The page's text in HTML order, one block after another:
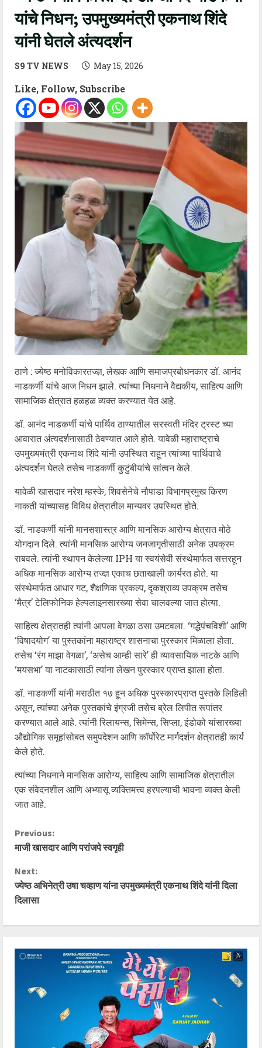
यांचे निधन; उपमुख्यमंत्री एकनाथ शिंदे
यांनी घेतले अंत्यदर्शन
S9 TV NEWS May 15, 2026
Like, Follow, Subscribe
ठाणे : ज्येष्ठ मनोविकारतज्ज्ञ, लेखक आणि समाजप्रबोधनकार डॉ. आनंद
नाडकर्णी यांचे आज निधन झाले. त्यांच्या निधनाने वैद्यकीय, साहित्य आणि
सामाजिक क्षेत्रात हळहळ व्यक्त करण्यात येत आहे.
डॉ. आनंद नाडकर्णी यांचे पार्थिव ठाण्यातील सरस्वती मंदिर ट्रस्ट च्या
आवारात अंत्यदर्शनासाठी ठेवण्यात आले होते. यावेळी महाराष्ट्राचे
उपमुख्यमंत्री एकनाथ शिंदे यांनी उपस्थित राहून त्यांच्या पार्थिवाचे
अंत्यदर्शन घेतले तसेच नाडकर्णी कुटुंबीयांचे सांत्वन केले.
यावेळी खासदार नरेश म्हस्के, शिवसेनेचे नौपाडा विभागप्रमुख किरण
नाकती यांच्यासह विविध क्षेत्रातील मान्यवर उपस्थित होते.
डॉ. नाडकर्णी यांनी मानसशास्त्र आणि मानसिक आरोग्य क्षेत्रात मोठे
योगदान दिले. त्यांनी मानसिक आरोग्य जनजागृतीसाठी अनेक उपक्रम
राबवले. त्यांनी स्थापन केलेल्या IPH या स्वयंसेवी संस्थेमार्फत सत्तरहून
अधिक मानसिक आरोग्य तज्ज्ञ एकाच छताखाली कार्यरत होते. या
संस्थेमार्फत आधार गट, शैक्षणिक प्रकल्प, दृकश्राव्य उपक्रम तसेच
‘मैत्र’ टेलिफोनिक हेल्पलाइनसारख्या सेवा चालवल्या जात होत्या.
साहित्य क्षेत्रातही त्यांनी आपला वेगळा ठसा उमटवला. ‘गद्धेपंचविशी’ आणि
‘विषादयोग’ या पुस्तकांना महाराष्ट्र शासनाचा पुरस्कार मिळाला होता.
तसेच ‘रंग माझा वेगळा’, ‘असेच आम्ही सारे’ ही व्यावसायिक नाटके आणि
‘मयसभा’ या नाटकासाठी त्यांना लेखन पुरस्कार प्राप्त झाला होता.
डॉ. नाडकर्णी यांनी मराठीत १७ हून अधिक पुरस्कारप्राप्त पुस्तके लिहिली
असून, त्यांच्या अनेक पुस्तकांचे इंग्रजी तसेच ब्रेल लिपीत रूपांतर
करण्यात आले आहे. त्यांनी रिलायन्स, सिमेन्स, सिप्ला, इंडोको यांसारख्या
औद्योगिक समूहांसोबत समुपदेशन आणि कॉर्पोरेट मार्गदर्शन क्षेत्रातही कार्य
केले होते.
त्यांच्या निधनाने मानसिक आरोग्य, साहित्य आणि सामाजिक क्षेत्रातील
एक संवेदनशील आणि अभ्यासू व्यक्तिमत्त्व हरपल्याची भावना व्यक्त केली
जात आहे.
C
n
t
n
Previous:
माजी खासदार आणि परांजपे स्वगृही
Next:
ज्येष्ठ अभिनेत्री उषा चव्हाण यांना उपमुख्यमंत्री एकनाथ शिंदे यांनी दिला
दिलासा